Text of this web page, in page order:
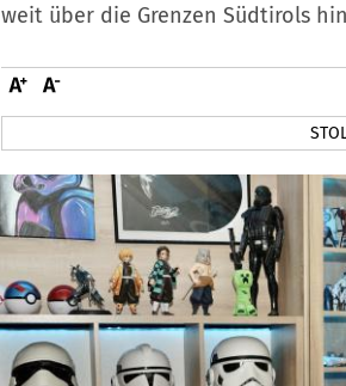
weit über die Grenzen Südtirols